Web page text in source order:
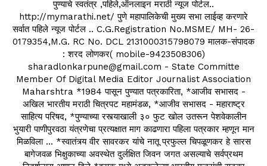
पुण्याचे स्वतंत्र ,पहिले,ऑनलाइन मराठी न्यूज पोर्टल..
http://mymarathi.net/ पुणे महापालिकेची मुख्य सभा लाईव्ह करणारे
सर्वात पहिले न्यूज पोर्टल .. C.G.Registration No.MSME/ MH- 26-
0179354,M.G. RC No. DCL 2131000315798079 मालक-संपादक
: शरद लोणकर( mobile-9423508306)
sharadlonkarpune@gmail.com - State Committe
Member Of Digital Media Editor Journalist Association
Maharshtra *1984 पासून पुण्यात पत्रकारिता, *आजीव सभासद -
अखिल भारतीय मराठी चित्रपट महामंडळ, *आजीव सभासद - महाराष्ट्र
साहित्य परिषद, *पुण्याच्या रस्त्याखाली ३० फुट खोल उतरून पेशवेकालीन
भुयारी पाणीपुरवठा यंत्रणेचा प्रत्यक्षात माग काढणारा पहिला पत्रकार म्हणून मान
मिळविला ... *स्वातंत्र्य वीर सावरकर यांचे नातू प्रफुल्ल चिपळूणकर हे सारस
बागेजवळ भिक्षुकाच्या अवस्थेत दुर्लक्षित जिवन जगत असल्याचे सर्वप्रथम